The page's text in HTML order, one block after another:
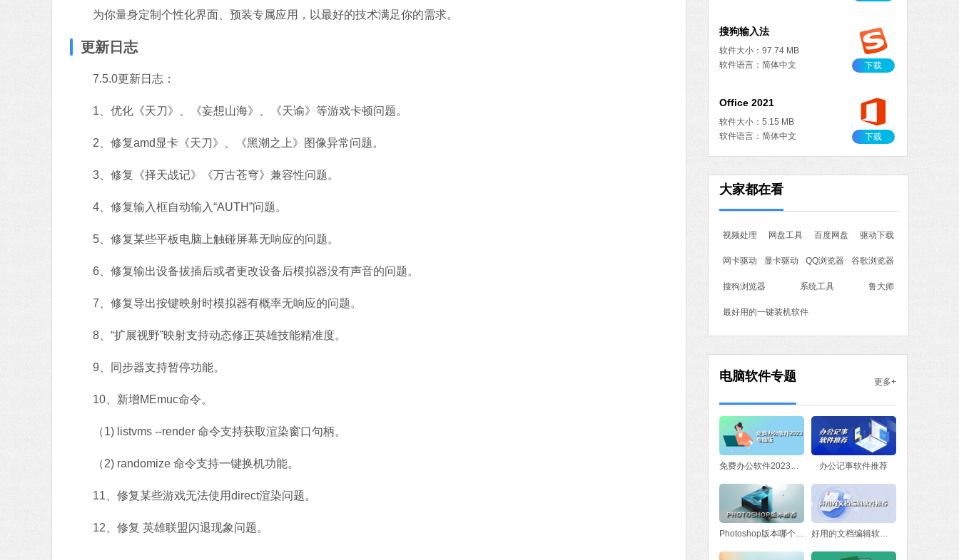
为你量身定制个性化界面、预装专属应用，以最好的技术满足你的需求。
更新日志
7.5.0更新日志：
1、优化《天刀》、《妄想山海》、《天谕》等游戏卡顿问题。
2、修复amd显卡《天刀》、《黑潮之上》图像异常问题。
3、修复《择天战记》《万古苍穹》兼容性问题。
4、修复输入框自动输入“AUTH”问题。
5、修复某些平板电脑上触碰屏幕无响应的问题。
6、修复输出设备拔插后或者更改设备后模拟器没有声音的问题。
7、修复导出按键映射时模拟器有概率无响应的问题。
8、“扩展视野”映射支持动态修正英雄技能精准度。
9、同步器支持暂停功能。
10、新增MEmuc命令。
（1) listvms --render 命令支持获取渲染窗口句柄。
（2) randomize 命令支持一键换机功能。
11、修复某些游戏无法使用direct渲染问题。
12、修复 英雄联盟闪退现象问题。
搜狗输入法
软件大小：97.74 MB
软件语言：简体中文
下载
Office 2021
软件大小：5.15 MB
软件语言：简体中文
下载
下载
软件大小：19.78 MB
腾讯视频
软件大小：78.47 MB
软件语言：简体中文
大家都在看
视频处理 网盘工具 百度网盘 驱动下载
网卡驱动 显卡驱动 QQ浏览器 谷歌浏览器
搜狗浏览器 系统工具 鲁大师
最好用的一键装机软件
电脑软件专题 更多+
免费办公软件2023电脑版 办公记事软件推荐
Photoshop版本哪个好？Photoshop版本推荐 好用的文档编辑软件推荐